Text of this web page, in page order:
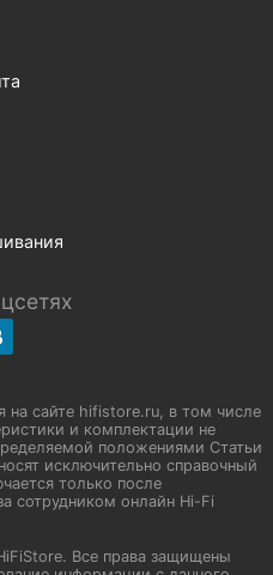
на сайте hifistore.ru, в том числе
и комплектации не
положениями Статьи
исключительно справочный
только после
сотрудником онлайн Hi-Fi
Все права защищены